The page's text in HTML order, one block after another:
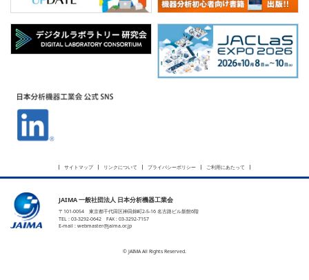
サイトマップ リンクについて プライバシーポリシー ご利用にあたって
JAIMA 一般社団法人 日本分析機器工業会
〒101-0054 東京都千代田区神田錦町2-5-16 名古路ビル新館6階
TEL : 03-3292-0642 FAX : 03-3292-7157
E-mail : webmaster@jaima.or.jp
© JAIMA All Rights Reserved.